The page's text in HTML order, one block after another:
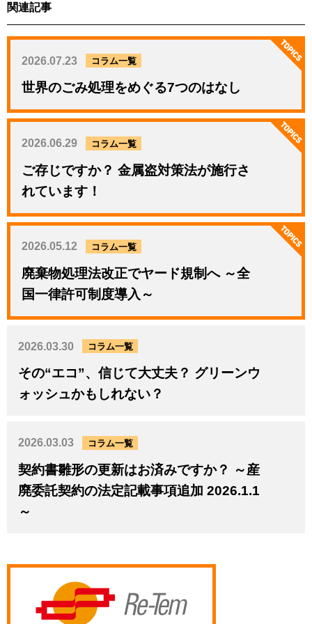
関連記事
2026.07.23 コラム一覧
世界のごみ処理をめぐる7つのはなし
2026.06.29 コラム一覧
ご存じですか？ 金属盗対策法が施行さ
れています！
2026.05.12 コラム一覧
廃棄物処理法改正でヤード規制へ ～全
国一律許可制度導入～
2026.03.30 コラム一覧
その“エコ”、信じて大丈夫？ グリーンウ
ォッシュかもしれない？
2026.03.03 コラム一覧
契約書雛形の更新はお済みですか？ ～産
廃委託契約の法定記載事項追加 2026.1.1
～